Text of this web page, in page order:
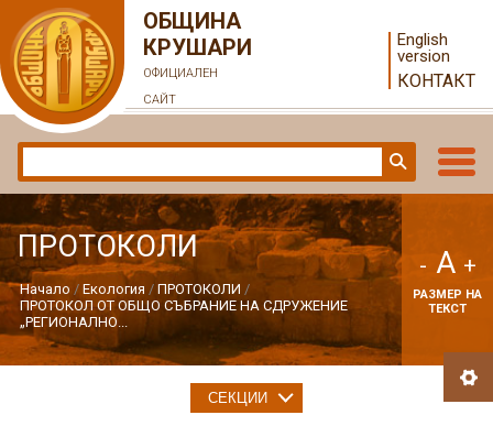
ОБЩИНА
КРУШАРИ
ОФИЦИАЛЕН
САЙТ
English
version
КОНТАКТ
ПРОТОКОЛИ
Начало Екология
ПРОТОКОЛИ
ПРОТОКОЛ ОТ ОБЩО СЪБРАНИЕ НА СДРУЖЕНИЕ
„РЕГИОНАЛНО...
- A +
РАЗМЕР НА
ТЕКСТ
СЕКЦИИ